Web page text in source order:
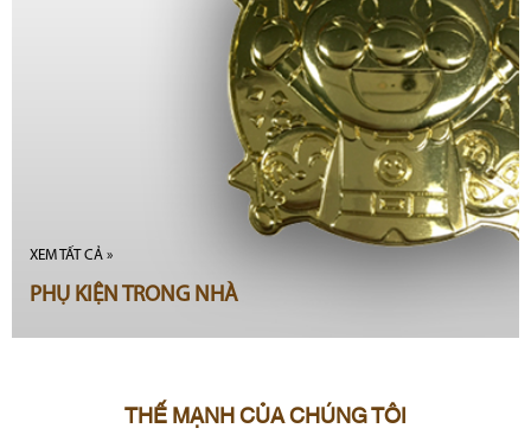
XEM TẤT CẢ »
PHỤ KIỆN TRONG NHÀ
THẾ MẠNH CỦA CHÚNG TÔI